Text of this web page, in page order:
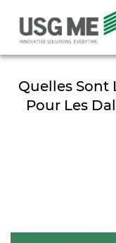
Quelles Sont
Pour Les